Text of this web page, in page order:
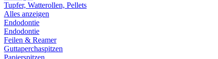
Tupfer, Watterollen, Pellets
Alles anzeigen
Endodontie
Endodontie
Feilen & Reamer
Guttaperchaspitzen
Papierspitzen